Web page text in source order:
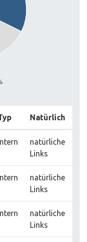
Natürlich
natürliche
Links
natürliche
Links
natürliche
Links